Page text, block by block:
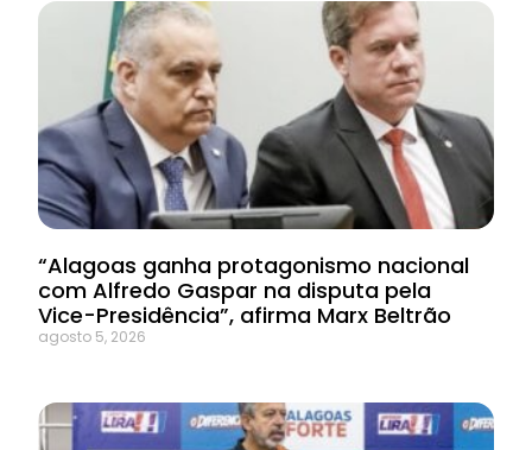
“Alagoas ganha protagonismo nacional
com Alfredo Gaspar na disputa pela
Vice-Presidência”, afirma Marx Beltrão
agosto 5, 2026